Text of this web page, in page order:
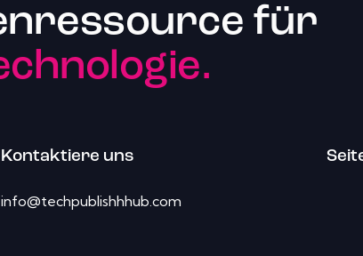
für
Kontaktiere uns
info@techpublishhhub.com